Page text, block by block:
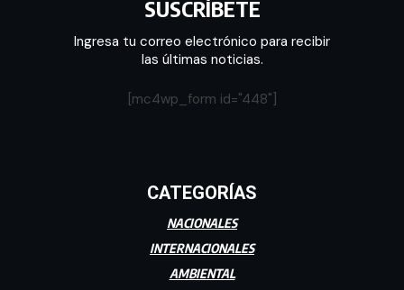
SUSCRÍBETE
Ingresa tu correo electrónico para recibir
las últimas noticias.
[mc4wp_form id="448"]
CATEGORÍAS
NACIONALES
INTERNACIONALES
AMBIENTAL